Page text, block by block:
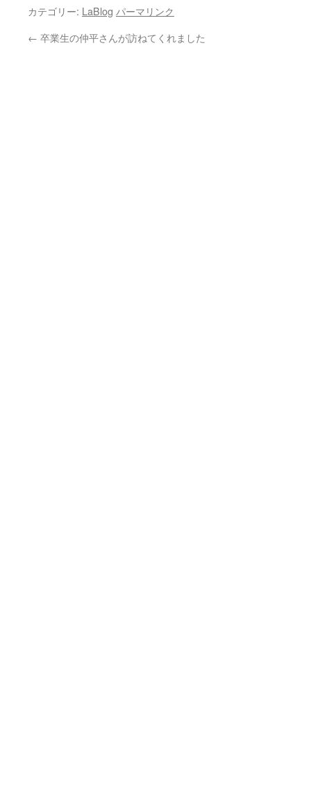
カテゴリー: LaBlog パーマリンク
← 卒業生の仲平さんが訪ねてくれました